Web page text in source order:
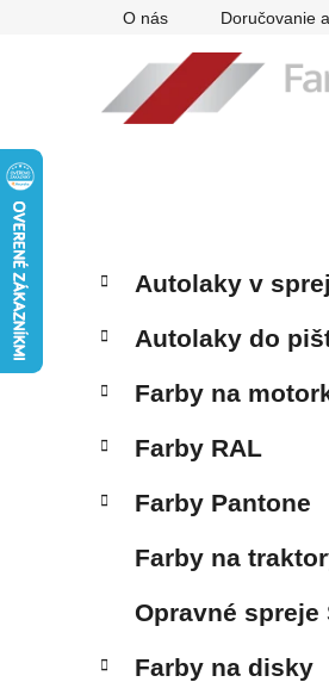
O nás Doručovanie
B
č
ý
a
n
e
kategórie
a
e
ó
i
Autolaky v
Autolaky do
Farby na
Farby RAL
Farby Pantone
Farby na
Opravné spreje
Farby na disky